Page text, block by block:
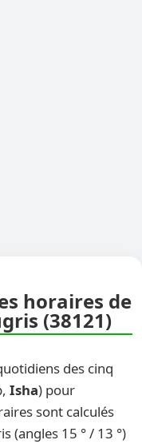
horaires de
(38121)
des cinq
Isha) pour
sont calculés
(angles 15 ° / 13 °)